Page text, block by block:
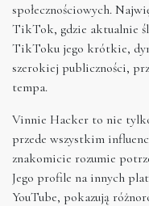
społecznościowych.
TikTok, gdzie aktualnie
TikToku jego krótkie,
szerokiej publiczności,
tempa.
Vinnie Hacker to nie
przede wszystkim
znakomicie rozumie
Jego profile na innych
YouTube, pokazują